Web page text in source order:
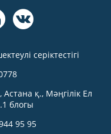
серіктестігі
қ., Мәңгілік Ел
блогы
95 95